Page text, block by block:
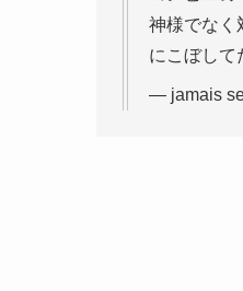
神様でなく
にこぼして
— jamais